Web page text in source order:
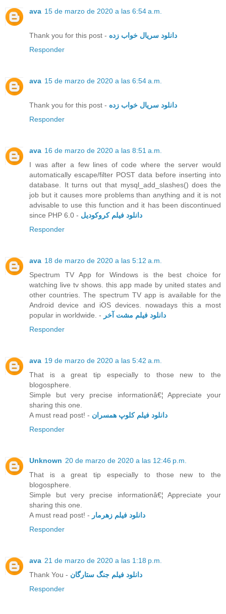
ava 15 de marzo de 2020 a las 6:54 a.m.
Thank you for this post - دانلود سریال خواب زده
Responder
ava 15 de marzo de 2020 a las 6:54 a.m.
Thank you for this post - دانلود سریال خواب زده
Responder
ava 16 de marzo de 2020 a las 8:51 a.m.
I was after a few lines of code where the server would
automatically escape/filter POST data before inserting into
database. It turns out that mysql_add_slashes() does the
job but it causes more problems than anything and it is not
advisable to use this function and it has been discontinued
since PHP 6.0 - دانلود فیلم کروکودیل
Responder
ava 18 de marzo de 2020 a las 5:12 a.m.
Spectrum TV App for Windows is the best choice for
watching live tv shows. this app made by united states and
other countries. The spectrum TV app is available for the
Android device and iOS devices. nowadays this a most
popular in worldwide. - دانلود فیلم مشت آخر
Responder
ava 19 de marzo de 2020 a las 5:42 a.m.
That is a great tip especially to those new to the
blogosphere.
Simple but very precise informationâ€¦ Appreciate your
sharing this one.
A must read post! - دانلود فیلم کلوپ همسران
Responder
Unknown 20 de marzo de 2020 a las 12:46 p.m.
That is a great tip especially to those new to the
blogosphere.
Simple but very precise informationâ€¦ Appreciate your
sharing this one.
A must read post! - دانلود فیلم زهرمار
Responder
ava 21 de marzo de 2020 a las 1:18 p.m.
Thank You - دانلود فیلم جنگ ستارگان
Responder